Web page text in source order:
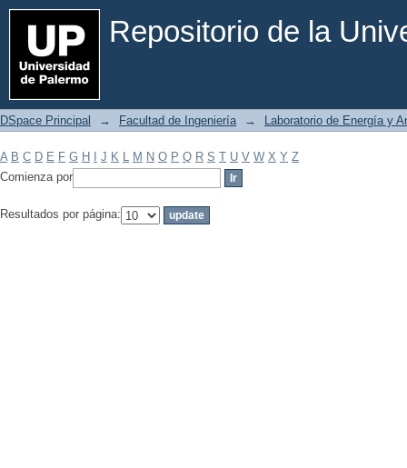
Repositorio de la
Filtrar por: Materia
DSpace Principal → Facultad de Ingeniería → Laboratorio de Energía y
A B C D E F G H J K L M N O P Q R S T U V W X Y Z
Comienza por
Resultados por página: